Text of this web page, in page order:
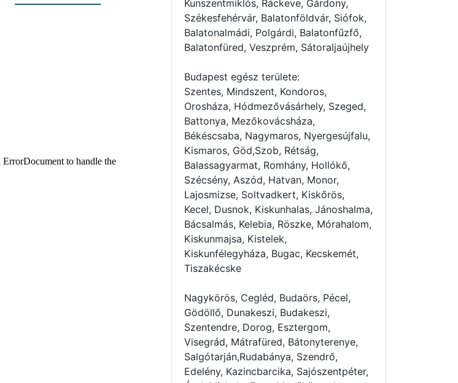
Kunszentmiklós, Ráckeve, Gárdony,
Székesfehérvár, Balatonföldvár, Siófok,
Balatonalmádi, Polgárdi, Balatonfűzfő,
Balatonfüred, Veszprém, Sátoraljaújhely
Budapest egész területe:
Szentes, Mindszent, Kondoros,
Orosháza, Hódmezővásárhely, Szeged,
Battonya, Mezőkovácsháza,
Békéscsaba, Nagymaros, Nyergesújfalu,
Kismaros, Göd,Szob, Rétság,
Balassagyarmat, Romhány, Hollókő,
Szécsény, Aszód, Hatvan, Monor,
Lajosmizse, Soltvadkert, Kiskőrös,
Kecel, Dusnok, Kiskunhalas, Jánoshalma,
Bácsalmás, Kelebia, Röszke, Mórahalom,
Kiskunmajsa, Kistelek,
Kiskunfélegyháza, Bugac, Kecskemét,
Tiszakécske
Nagykörös, Cegléd, Budaörs, Pécel,
Gödöllő, Dunakeszi, Budakeszi,
Szentendre, Dorog, Esztergom,
Visegrád, Mátrafüred, Bátonyterenye,
Salgótarján,Rudabánya, Szendrő,
Edelény, Kazincbarcika, Sajószentpéter,